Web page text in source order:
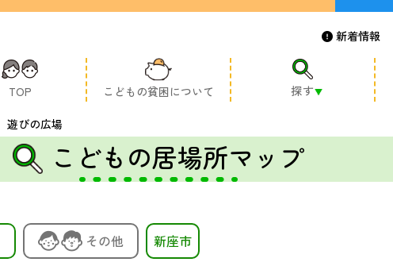
新着情報
TOP こどもの貧困について 探す
遊びの広場
こどもの居場所マップ
その他 新座市